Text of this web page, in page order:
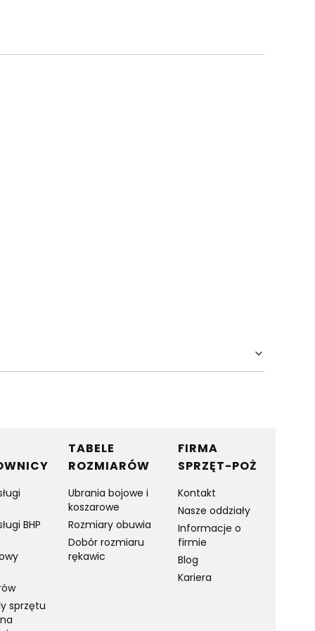
BHP
sprzętu
TABELE
ROZMIARÓW
Ubrania bojowe i
koszarowe
Rozmiary obuwia
Dobór rozmiaru
rękawic
FIRMA
SPRZĘT-POŻ
Kontakt
Nasze oddziały
Informacje o
firmie
Blog
Kariera